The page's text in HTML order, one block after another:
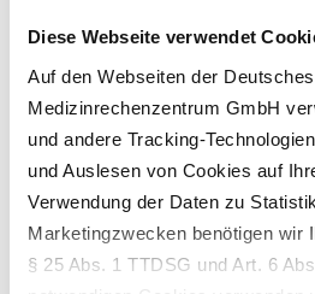
Diese Webseite verwendet
Auf den Webseiten der Deutsches
Medizinrechenzentrum GmbH
und andere Tracking-
und Auslesen von Cookies auf
Verwendung der Daten zu
Marketingzwecken benötigen wir
§ 25 Abs. 1 TTDSG und Art. 6
an die Krankenkasse
spätestens 28 Tagen ist das
des Leistungserbringers. Für
Leistungserbinger, die ihre
Hand eingeben möchten,
zusätzlichen Service an:
Papierrechnungen auch